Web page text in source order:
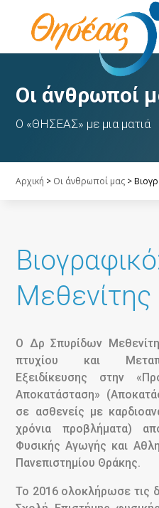
Οι άνθρωποί
Ο «ΘΗΣΕΑΣ» με μια ματιά
Αρχική > Οι άνθρωποί μας >
Μεθενίτης
Ο Δρ Σπυρίδων
πτυχίου και
Εξειδίκευσης στην
Αποκατάσταση»
σε ασθενείς με
χρόνια προβλήματα)
Φυσικής Αγωγής και
Πανεπιστημίου Θράκης.
Το 2016 ολοκλήρωσε τις